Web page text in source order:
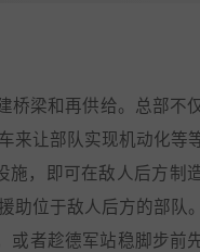
梁和再供给。总部不
让部队实现机动化等等
，即可在敌人后方制
位于敌人后方的部队。
者趁德军站稳脚步前